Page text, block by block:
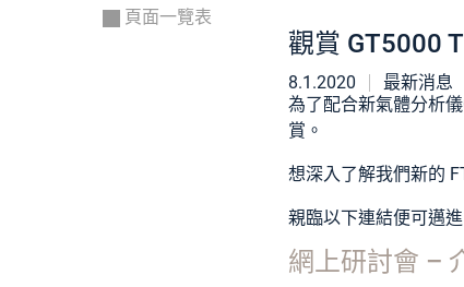
頁面一覽表
觀賞 GT5000
8.1.2020
最新消息
為了配合新氣體分析
賞。
想深入了解我們新的
親臨以下連結便可邁
網上研討會 –